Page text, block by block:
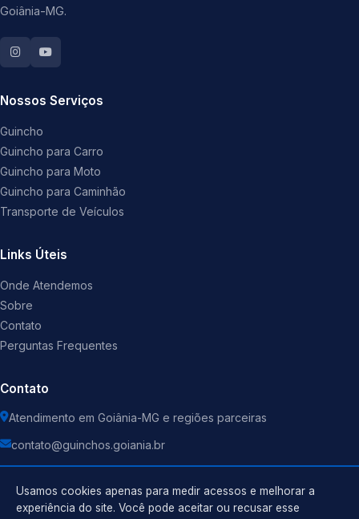
Goiânia-MG.
Nossos Serviços
Guincho
Guincho para Carro
Guincho para Moto
Guincho para Caminhão
Transporte de Veículos
Links Úteis
Onde Atendemos
Sobre
Contato
Perguntas Frequentes
Contato
Atendimento em Goiânia-MG e regiões parceiras
contato@guinchos.goiania.br
Usamos cookies apenas para medir acessos e melhorar a
experiência do site. Você pode aceitar ou recusar esse